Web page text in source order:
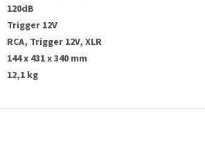
120dB
Trigger 12V
RCA, Trigger 12V, XLR
144 x 431 x 340 mm
12,1 kg